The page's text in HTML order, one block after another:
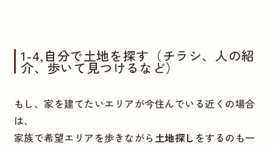
1-4,自分で土地を探す（チラシ、人の紹
介、歩いて見つけるなど）
もし、家を建てたいエリアが今住んでいる近くの場合
は、
家族で希望エリアを歩きながら 土地探し をするのも一